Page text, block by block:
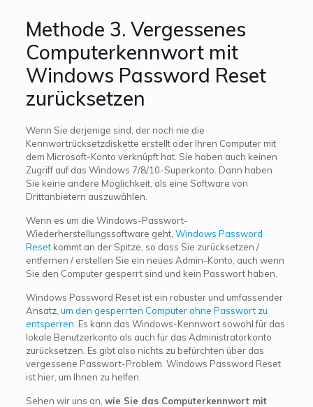
Methode 3. Vergessenes
Computerkennwort mit
Windows Password Reset
zurücksetzen
Wenn Sie derjenige sind, der noch nie die
Kennwortrücksetzdiskette erstellt oder Ihren Computer mit
dem Microsoft-Konto verknüpft hat. Sie haben auch keinen
Zugriff auf das Windows 7/8/10-Superkonto. Dann haben
Sie keine andere Möglichkeit, als eine Software von
Drittanbietern auszuwählen.
Wenn es um die Windows-Passwort-
Wiederherstellungssoftware geht, Windows Password
Resetkommt an der Spitze, so dass Sie zurücksetzen /
entfernen / erstellen Sie ein neues Admin-Konto, auch wenn
Sie den Computer gesperrt sind und kein Passwort haben.
Windows Password Reset ist ein robuster und umfassender
Ansatz, um den gesperrten Computer ohne Passwort zu
entsperren . Es kann das Windows-Kennwort sowohl für das
lokale Benutzerkonto als auch für das Administratorkonto
zurücksetzen. Es gibt also nichts zu befürchten über das
vergessene Passwort-Problem. Windows Password Reset
ist hier, um Ihnen zu helfen.
Sehen wir uns an, wie Sie das Computerkennwort mit